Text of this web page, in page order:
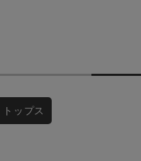
ら探す
イテムを探す
能商品から探す
セール価格
トップス